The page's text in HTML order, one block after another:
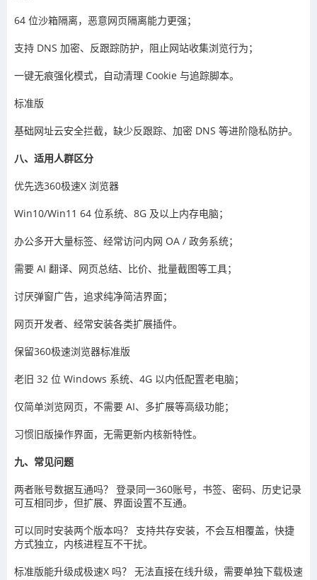
64 位沙箱隔离，恶意网页隔离能力更强；
支持 DNS 加密、反跟踪防护，阻止网站收集浏览行为；
一键无痕强化模式，自动清理 Cookie 与追踪脚本。
标准版
基础网址云安全拦截，缺少反跟踪、加密 DNS 等进阶隐私防护。
八、适用人群区分
优先选360极速X 浏览器
Win10/Win11 64 位系统、8G 及以上内存电脑；
办公多开大量标签、经常访问内网 OA / 政务系统；
需要 AI 翻译、网页总结、比价、批量截图等工具；
讨厌弹窗广告，追求纯净简洁界面；
网页开发者、经常安装各类扩展插件。
保留360极速浏览器标准版
老旧 32 位 Windows 系统、4G 以内低配置老电脑；
仅简单浏览网页，不需要 AI、多扩展等高级功能；
习惯旧版操作界面，无需更新内核新特性。
九、常见问题
两者账号数据互通吗？ 登录同一360账号，书签、密码、历史记录
可互相同步，但扩展、界面设置不互通。
可以同时安装两个版本吗？ 支持共存安装，不会互相覆盖，快捷
方式独立，内核进程互不干扰。
标准版能升级成极速X 吗？ 无法直接在线升级，需要单独下载极速